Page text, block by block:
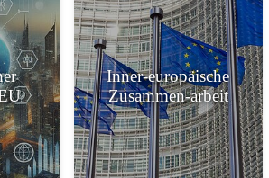
mit dem Titel Weltpolitischer Einfluss der EU
Inner-europäische
Zusammen-arbeit
Kachel mit dem